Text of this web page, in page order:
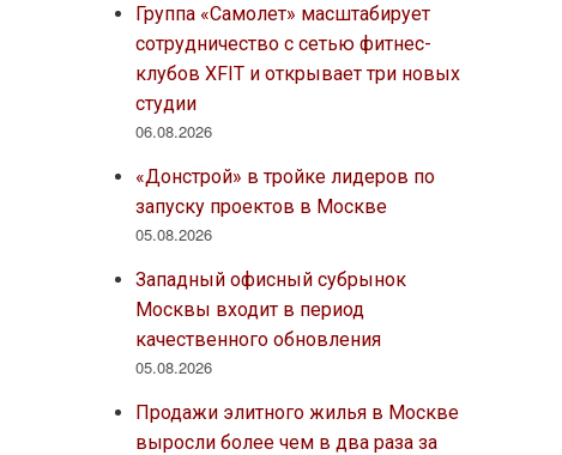
Группа «Самолет» масштабирует
сотрудничество с сетью фитнес-
клубов XFIT и открывает три новых
студии
06.08.2026
«Донстрой» в тройке лидеров по
запуску проектов в Москве
05.08.2026
Западный офисный субрынок
Москвы входит в период
качественного обновления
05.08.2026
Продажи элитного жилья в Москве
выросли более чем в два раза за